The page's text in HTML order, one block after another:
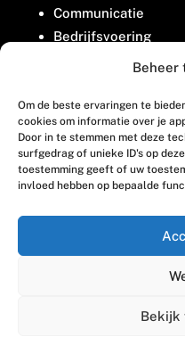
Beheer
Om de beste ervaringen te
cookies om informatie over je
Door in te stemmen met deze
surfgedrag of unieke ID's op
toestemming geeft of uw
invloed hebben op bepaalde
Bekijk
Communicatie
Bedrijfsvoering
Belangenbehartiging
Contact
Houttuinlaan 8
3447 GM Woerden